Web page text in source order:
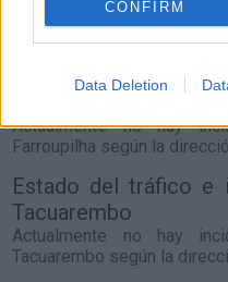
CONFIRM
Data Deletion
0,00€
Estado del tráfico e
Actualmente no hay
Farroupilha según la
Estado del tráfico e
Tacuarembo
Actualmente no hay
Tacuarembo según la